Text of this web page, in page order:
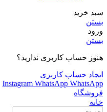
سبد خرید
بستن
ورود
بستن
هنوز حساب کاربری ندارید؟
ایجاد حساب کاربری
Instagram WhatsApp WhatsApp
فروشگاه
خانه